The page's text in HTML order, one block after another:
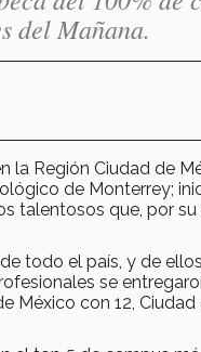
del Mañana.
la Región Ciudad de
de Monterrey;
talentosos que, por
todo el país, y de
se
México con 12,